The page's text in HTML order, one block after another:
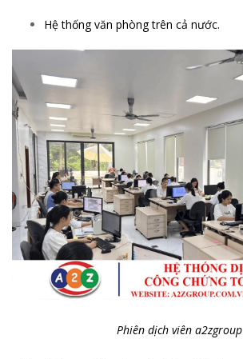
Hệ thống văn phòng trên cả nước.
Phiên dịch viên a2zgroup